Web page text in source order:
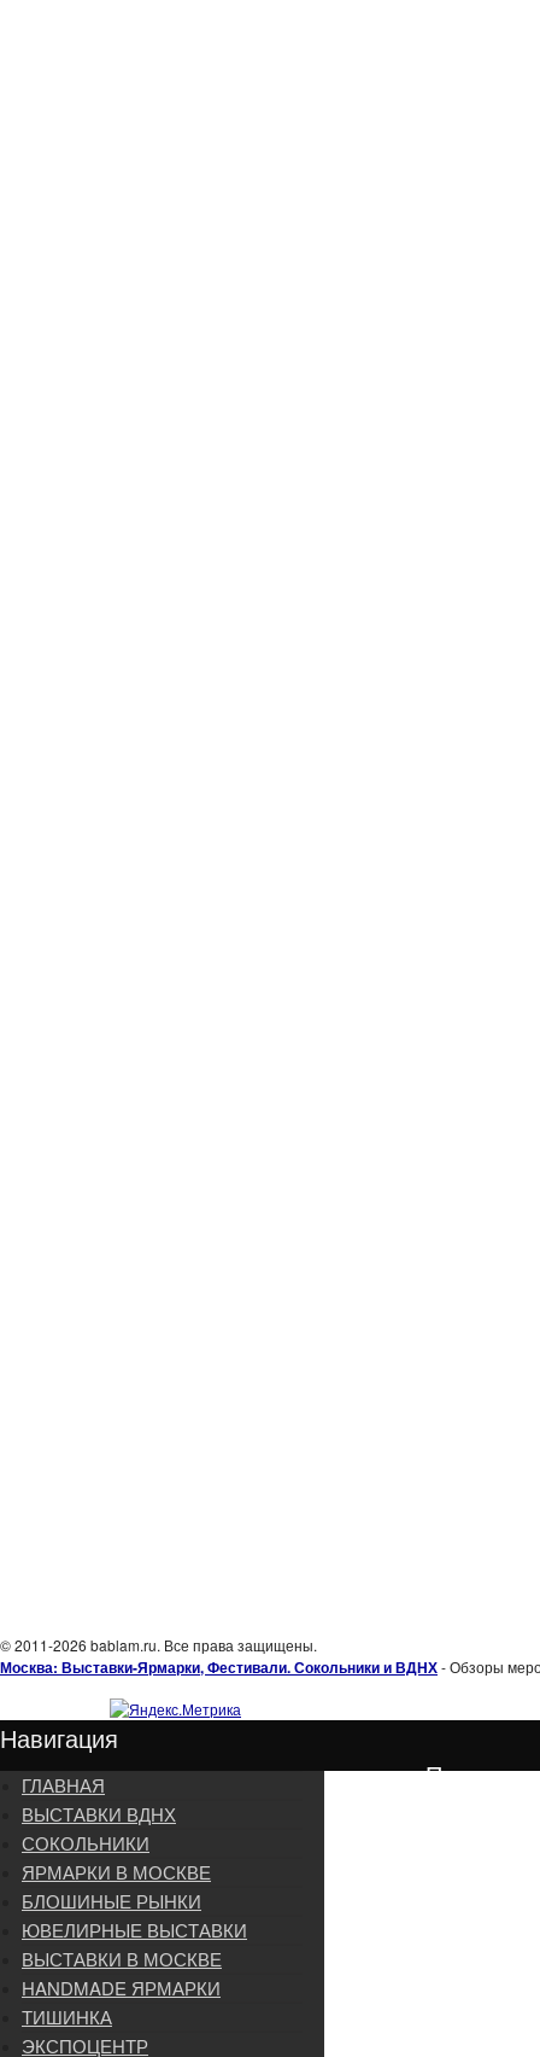
© 2011-2026 bablam.ru. Все права защищены.
Москва: Выставки-Ярмарки, Фестивали. Сокольники и ВДНХ- Обзоры
Навигация
Подписка
ГЛАВНАЯ
ВЫСТАВКИ ВДНХ
СОКОЛЬНИКИ
ЯРМАРКИ В МОСКВЕ
БЛОШИНЫЕ РЫНКИ
ЮВЕЛИРНЫЕ ВЫСТАВКИ
ВЫСТАВКИ В МОСКВЕ
HANDMADE ЯРМАРКИ
ТИШИНКА
ЭКСПОЦЕНТР